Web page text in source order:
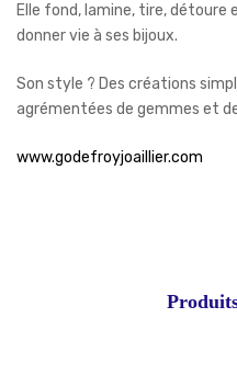
Elle fond, lamine, tire,
donner vie à ses bijoux.
Son style ? Des créations
agrémentées de gemmes et
www.godefroyjoaillier.com